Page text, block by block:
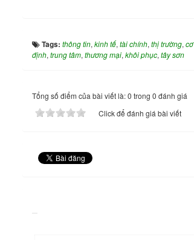
Tags: thông tin, kinh tế, tài chính, thị trường,
định, trung tâm, thương mại, khôi phục, tây sơn
Tổng số điểm của bài viết là: 0 trong 0 đánh giá
Click để đánh giá bài viết